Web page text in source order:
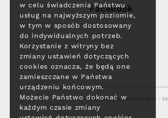
Facebook
Polityka prywatności © 2004 -
w celu świadczenia Państwu
usług na najwyższym poziomie,
w tym w sposób dostosowany
do indywidualnych potrzeb.
Korzystanie z witryny bez
zmiany ustawień dotyczących
cookies oznacza, że będą one
zamieszczane w Państwa
urządzeniu końcowym.
Możecie Państwo dokonać w
każdym czasie zmiany